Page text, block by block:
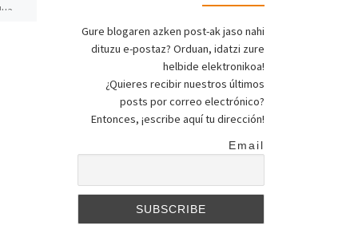
Bilbo Zaharra euskaltegia,
Bilboko AEK,Deustuko
Unibertsitatea-Euskal
Irakaslegoa, Gabriel Aresti
euskaltegia, J. M. Zabala […]
Gure blogaren azken post-ak jaso nahi
dituzu e-postaz? Orduan, idatzi zure
helbide elektronikoa!
¿Quieres recibir nuestros últimos
posts por correo electrónico?
Entonces, ¡escribe aquí tu dirección!
Email